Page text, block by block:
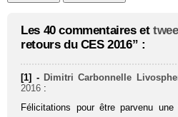
Les 40 commentaires et
retours du CES 2016” :
[1] - Dimitri Carbonnelle
2016 :
Félicitations pour être parvenu